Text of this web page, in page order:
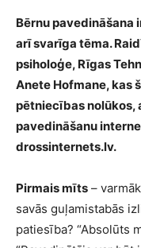
Bērnu pavedināšana
arī svarīga tēma.
psiholoģe, Rīgas
Anete Hofmane, kas
pētniecības nolūkos,
pavedināšanu
drossinternets.lv.
Pirmais mīts –
savās guļamistabās
patiesība? “Absolūts